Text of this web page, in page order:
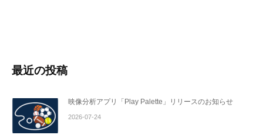
最近の投稿
映像分析アプリ「Play Palette」リリースのお知らせ
2026-07-24